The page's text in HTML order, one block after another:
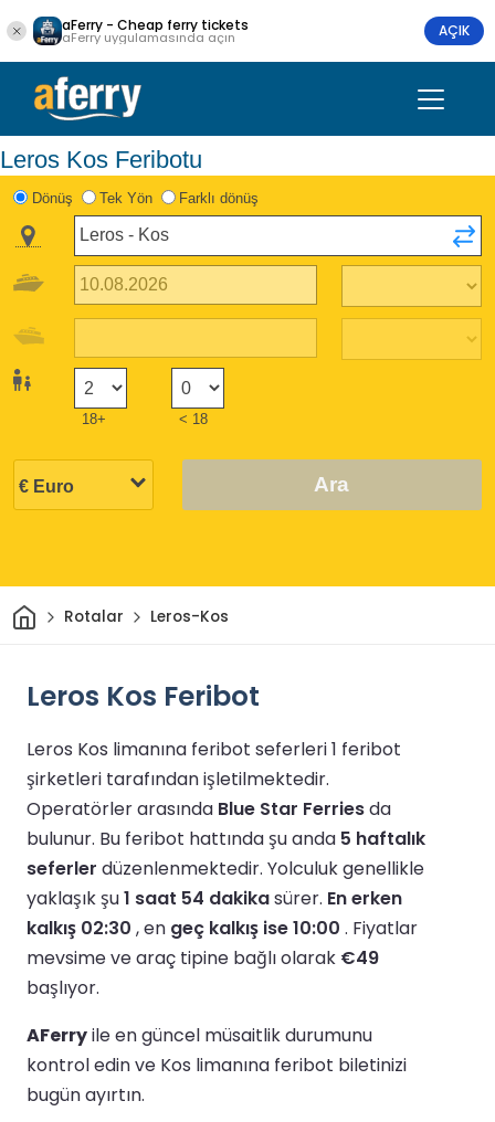
aFerry - Cheap ferry tickets
aFerry uygulamasında açın AÇIK
Leros Kos Feribotu
Dönüş Tek Yön Farklı dönüş
18+ < 18
Ara
Ev Rotalar Leros-Kos
Leros Kos Feribot
Leros Kos limanına feribot seferleri 1 feribot
şirketleri tarafından işletilmektedir.
Operatörler arasında Blue Star Ferriesda
bulunur. Bu feribot hattında şu anda 5 haftalık
seferler düzenlenmektedir. Yolculuk genellikle
yaklaşık şu1 saat 54 dakikasürer. En erken
kalkış 02:30 , en geç kalkış ise 10:00 . Fiyatlar
mevsime ve araç tipine bağlı olarak €49
başlıyor.
AFerryile en güncel müsaitlik durumunu
kontrol edin ve Kos limanına feribot biletinizi
bugün ayırtın.